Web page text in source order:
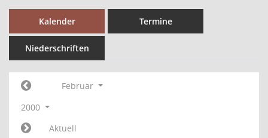
Kalender Termine
Niederschriften
Februar
2000
Aktuell